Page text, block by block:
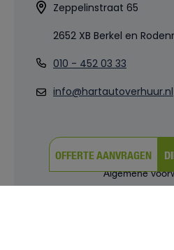
OFFERTE AANVRAGEN
Zeppelinstraat 65
2652 XB Berkel en
010 - 452 03 33
info@hartautoverhuur.nl
© 2026 |
Algemene